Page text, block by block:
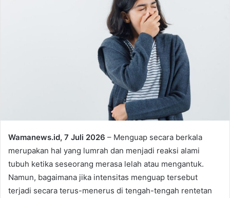
Wamanews.id, 7 Juli 2026 – Menguap secara berkala
merupakan hal yang lumrah dan menjadi reaksi alami
tubuh ketika seseorang merasa lelah atau mengantuk.
Namun, bagaimana jika intensitas menguap tersebut
terjadi secara terus-menerus di tengah-tengah rentetan